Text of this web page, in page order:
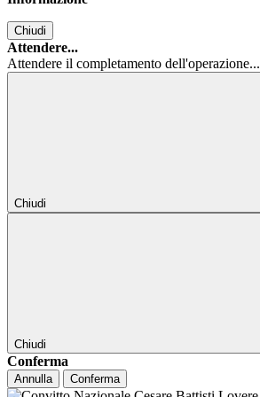
Chiudi
Attendere...
Attendere il completamento dell'operazione...
Chiudi
Chiudi
Conferma
Annulla Conferma